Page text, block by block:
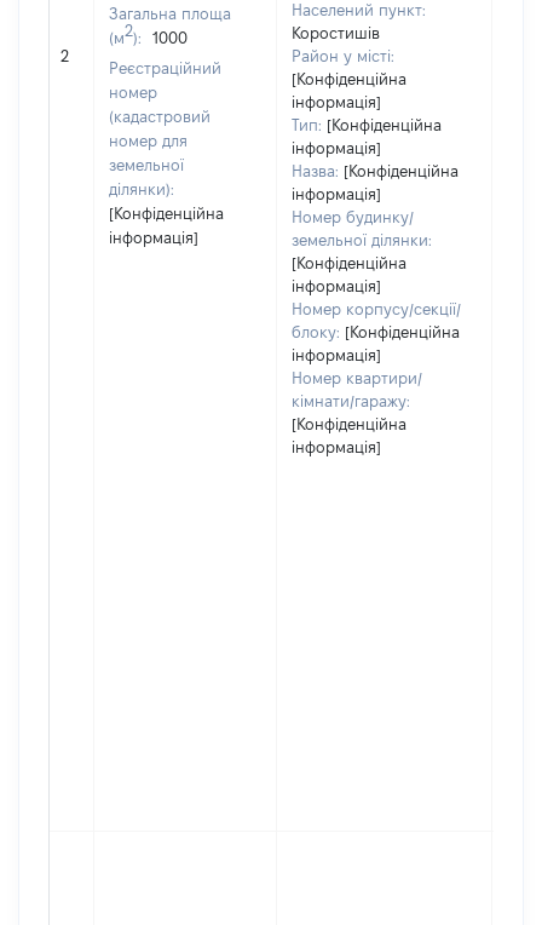
2
Загальна площа
(м2):
1000
Реєстраційний
номер
(кадастровий
номер для
земельної
ділянки):
[Конфіденційна
інформація]
Населений пункт:
Коростишів
Район у місті:
[Конфіденційна
інформація]
Тип: [Конфіденційна
інформація]
Назва: [Конфіденційна
інформація]
Номер будинку/
земельної ділянки:
[Конфіденційна
інформація]
Номер корпусу/секції/
блоку: [Конфіденційна
інформація]
Номер квартири/
кімнати/гаражу:
[Конфіденційна
інформація]